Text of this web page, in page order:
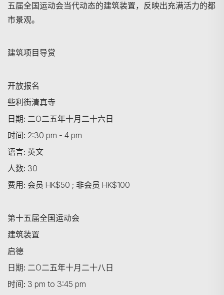
五届全国运动会当代动态的建筑装置，反映出充满活力的都
市景观。
建筑项目导赏
开放报名
些利街清真寺
日期: 二O二五年十月二十六日
时间: 2:30 pm - 4 pm
语言: 英文
人数: 30
费用: 会员 HK$50 ; 非会员 HK$100
第十五届全国运动会
建筑装置
启德
日期: 二O二五年十月二十八日
时间: 3 pm to 3:45 pm